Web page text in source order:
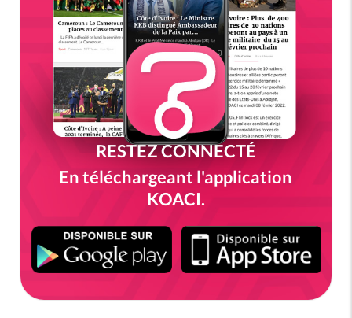
RESTEZ CONNECTÉ
En téléchargeant l'application
KOACI.